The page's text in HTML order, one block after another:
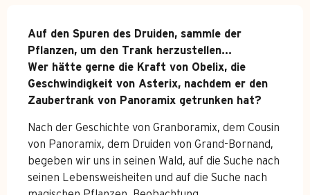
Auf den Spuren des Druiden, sammle der
Pflanzen, um den Trank herzustellen...
Wer hätte gerne die Kraft von Obelix, die
Geschwindigkeit von Asterix, nachdem er den
Zaubertrank von Panoramix getrunken hat?
Nach der Geschichte von Granboramix, dem Cousin
von Panoramix, dem Druiden von Grand-Bornand,
begeben wir uns in seinen Wald, auf die Suche nach
seinen Lebensweisheiten und auf die Suche nach